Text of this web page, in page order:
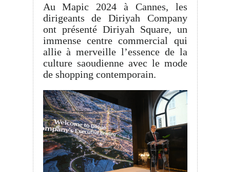
Au Mapic 2024 à Cannes, les
dirigeants de Diriyah Company
ont présenté Diriyah Square, un
immense centre commercial qui
allie à merveille l’essence de la
culture saoudienne avec le mode
de shopping contemporain.